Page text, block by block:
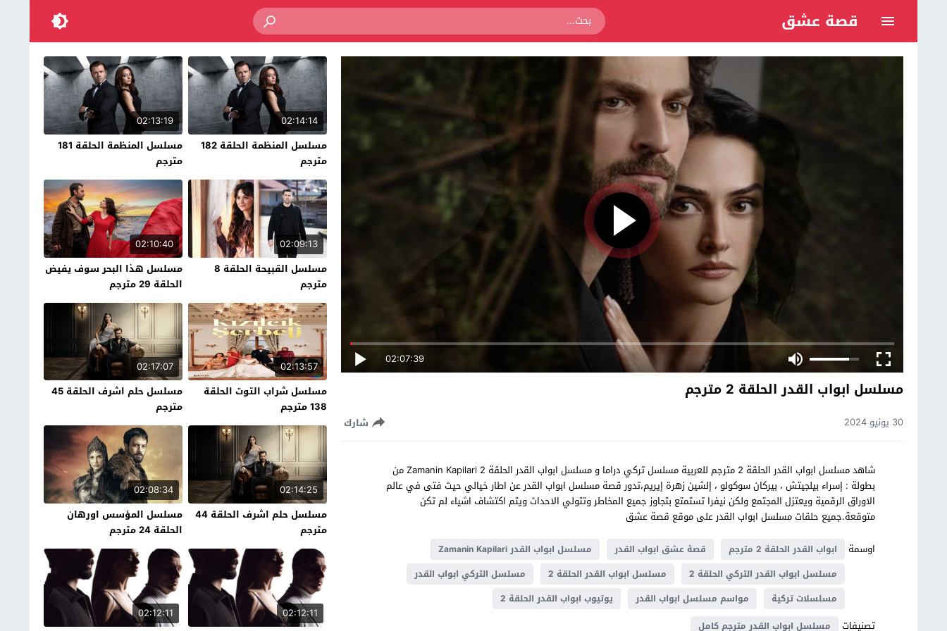
قصة عشق
02:07:39
مسلسل ابواب القدر الحلقة 2 مترجم
30 يونيو 2024 شارك
شاهد مسلسل ابواب القدر الحلقة 2 مترجم للعربية مسلسل تركي دراما و مسلسل ابواب القدر الحلقة 2 Zamanin Kapilari من
بطولة : إسراء بيلجيتش ، بيركان سوكولو ، إلشين زهرة إيريم،تدور قصة مسلسل ابواب القدر عن اطار خيالي حيث فتى في عالم
الاوراق الرقمية ويعتزل المجتمع ولكن نيفرا تستمتع بتجاوز جميع المخاطر وتتولي الاحداث ويتم اكتشاف اشياء لم تكن
متوقعة.جميع حلقات مسلسل ابواب القدر على موقع قصة عشق
اوسمة
ابواب القدر الحلقة 2 مترجم قصة عشق ابواب القدر
مسلسل ابواب القدر Zamanin Kapilari
مسلسل ابواب القدر التركي الحلقة 2
مسلسل ابواب القدر الحلقة 2
مسلسل التركي ابواب القدر
مسلسلات تركية
مواسم مسلسل ابواب القدر يوتيوب ابواب القدر الحلقة 2
تصنيفات مسلسل ابواب القدر مترجم كامل
02:14:14
مسلسل المنظمة الحلقة 182
مترجم
02:13:19
مسلسل المنظمة الحلقة 181
مترجم
02:09:13
مسلسل القبيحة الحلقة 8
مترجم
02:10:40
مسلسل هذا البحر سوف يفيض
الحلقة 29 مترجم
02:13:57
مسلسل شراب التوت الحلقة
138 مترجم
02:17:07
مسلسل حلم اشرف الحلقة 45
مترجم
02:14:25
مسلسل حلم اشرف الحلقة 44
مترجم
02:08:34
مسلسل المؤسس اورهان
الحلقة 24 مترجم
02:12:11
02:12:11